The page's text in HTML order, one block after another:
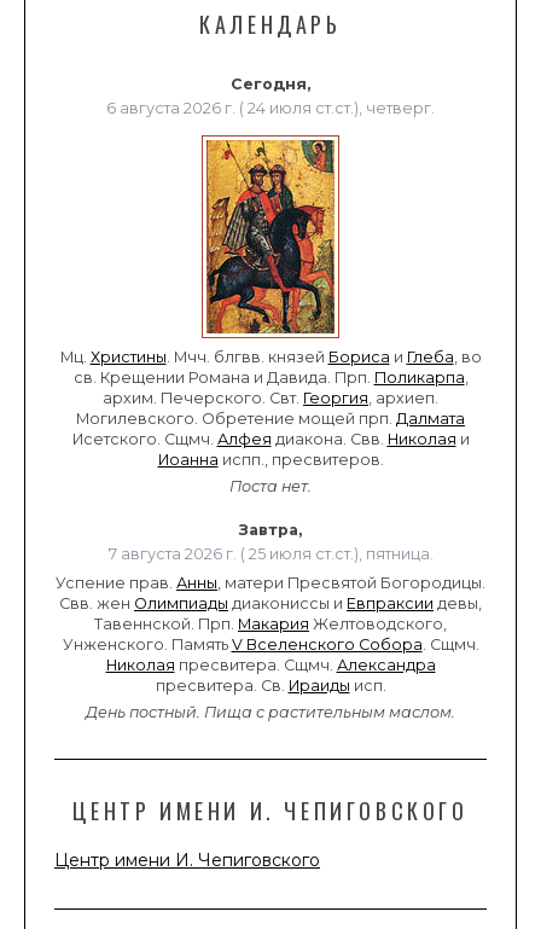
КАЛЕНДАРЬ
Сегодня,
6 августа 2026 г. ( 24 июля ст.ст.), четверг.
Мц. Христины. Мчч. блгвв. князей Бориса и Глеба, во
св. Крещении Романа и Давида. Прп. Поликарпа,
архим. Печерского. Свт. Георгия, архиеп.
Могилевского. Обретение мощей прп. Далмата
Исетского. Сщмч. Алфея диакона. Свв. Николая и
Иоанна испп., пресвитеров.
Поста нет.
Завтра,
7 августа 2026 г. ( 25 июля ст.ст.), пятница.
Успение прав. Анны, матери Пресвятой Богородицы.
Свв. жен Олимпиады диакониссы и Евпраксии девы,
Тавеннской. Прп. Макария Желтоводского,
Унженского. Память V Вселенского Собора. Сщмч.
Николая пресвитера. Сщмч. Александра
пресвитера. Св. Ираиды исп.
День постный. Пища с растительным маслом.
ЦЕНТР ИМЕНИ И. ЧЕПИГОВСКОГО
Центр имени И. Чепиговского